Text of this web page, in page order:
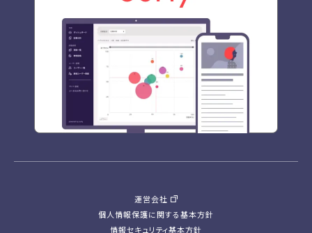
運営会社
個人情報保護に関する基本方針
情報セキュリティ基本方針